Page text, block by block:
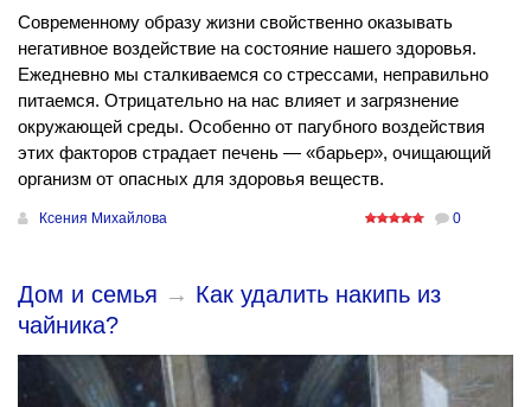
Современному образу жизни свойственно оказывать
негативное воздействие на состояние нашего здоровья.
Ежедневно мы сталкиваемся со стрессами, неправильно
питаемся. Отрицательно на нас влияет и загрязнение
окружающей среды. Особенно от пагубного воздействия
этих факторов страдает печень — «барьер», очищающий
организм от опасных для здоровья веществ.
Ксения Михайлова 0
Дом и семья → Как удалить накипь из
чайника?